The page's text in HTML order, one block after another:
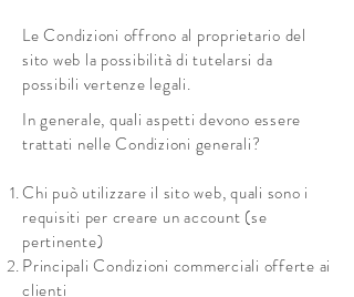
Le Condizioni offrono al proprietario del
sito web la possibilità di tutelarsi da
possibili vertenze legali.
In generale, quali aspetti devono essere
trattati nelle Condizioni generali?
Chi può utilizzare il sito web, quali sono i
requisiti per creare un account (se
pertinente)
Principali Condizioni commerciali offerte ai
clienti